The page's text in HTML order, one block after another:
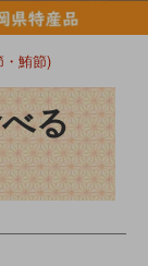
・鮪節)
る